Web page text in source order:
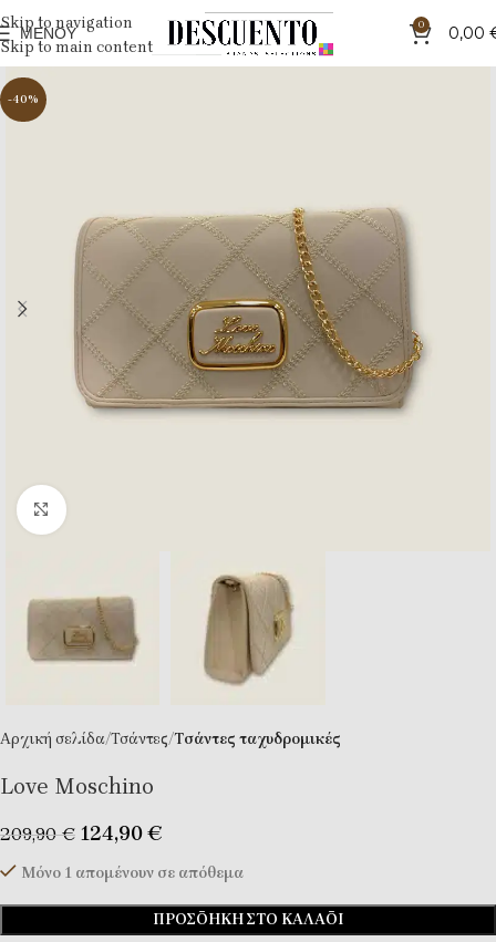
Skip to navigation
Skip to main content
ΜΕΝΟΎ 0 0,00
-40%
Κλικ για μεγέθυνση
Αρχική σελίδα Τσάντες Tσάντες ταχυδρομικές
Love Moschino
209,90€ 124,90€
Μόνο 1 απομένουν σε απόθεμα
ΠΡΟΣΘΉΚΗ ΣΤΟ ΚΑΛΆΘΙ